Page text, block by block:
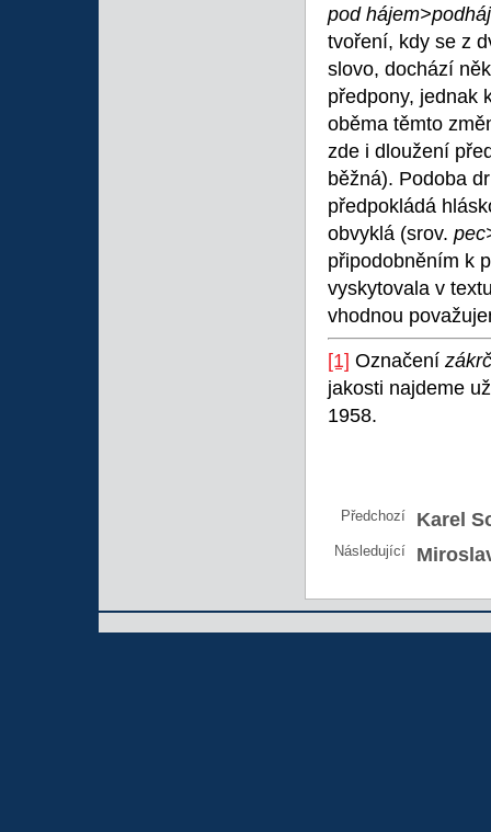
pod
tvoření, kdy se z
slovo, dochází
předpony, jednak
oběma těmto
zde i dloužení
běžná). Podoba
předpokládá
obvyklá (srov.
připodobněním k
vyskytovala v
vhodnou
[1] Označení
jakosti najdeme
1958.
Předchozí Karel
Následující